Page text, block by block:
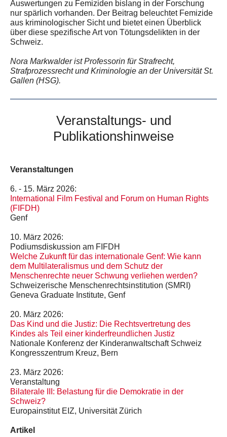
Auswertungen zu Femiziden bislang in der Forschung
nur spärlich vorhanden. Der Beitrag beleuchtet Femizide
aus kriminologischer Sicht und bietet einen Überblick
über diese spezifische Art von Tötungsdelikten in der
Schweiz.
Nora Markwalder ist Professorin für Strafrecht,
Strafprozessrecht und Kriminologie an der Universität St.
Gallen (HSG).
Veranstaltungs- und
Publikationshinweise
Veranstaltungen
6. - 15. März 2026:
International Film Festival and Forum on Human Rights
(FIFDH)
Genf
10. März 2026:
Podiumsdiskussion am FIFDH
Welche Zukunft für das internationale Genf: Wie kann
dem Multilateralismus und dem Schutz der
Menschenrechte neuer Schwung verliehen werden?
Schweizerische Menschenrechtsinstitution (SMRI)
Geneva Graduate Institute, Genf
20. März 2026:
Das Kind und die Justiz: Die Rechtsvertretung des
Kindes als Teil einer kinderfreundlichen Justiz
Nationale Konferenz der Kinderanwaltschaft Schweiz
Kongresszentrum Kreuz, Bern
23. März 2026:
Veranstaltung
Bilaterale III: Belastung für die Demokratie in der
Schweiz?
Europainstitut EIZ, Universität Zürich
Artikel